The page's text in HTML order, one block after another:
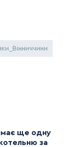
ще одну
за